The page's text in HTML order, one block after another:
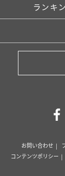
ランキ
お問い合わせ
コンテンツポリシー